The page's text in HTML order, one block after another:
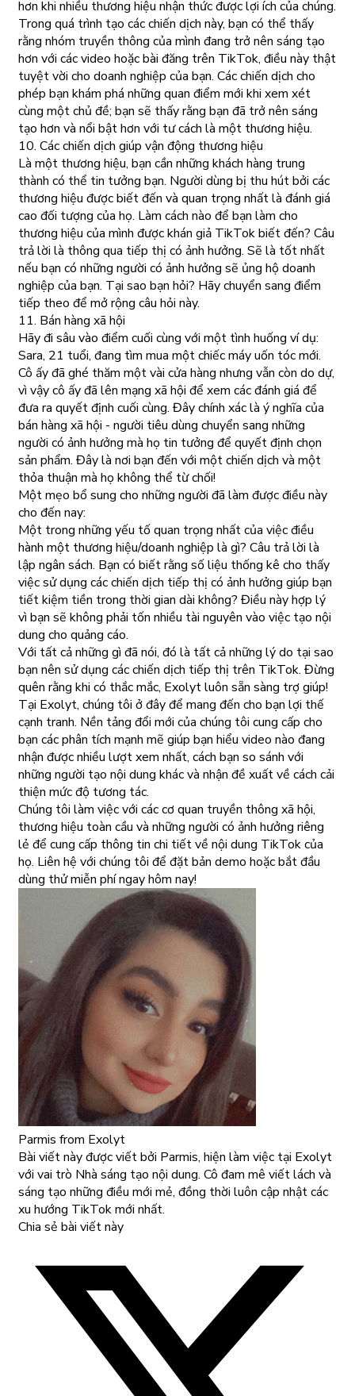
hơn khi nhiều thương hiệu nhận thức được lợi ích của chúng.
Trong quá trình tạo các chiến dịch này, bạn có thể thấy
rằng nhóm truyền thông của mình đang trở nên sáng tạo
hơn với các video hoặc bài đăng trên TikTok, điều này thật
tuyệt vời cho doanh nghiệp của bạn. Các chiến dịch cho
phép bạn khám phá những quan điểm mới khi xem xét
cùng một chủ đề; bạn sẽ thấy rằng bạn đã trở nên sáng
tạo hơn và nổi bật hơn với tư cách là một thương hiệu.
10. Các chiến dịch giúp vận động thương hiệu
Là một thương hiệu, bạn cần những khách hàng trung
thành có thể tin tưởng bạn. Người dùng bị thu hút bởi các
thương hiệu được biết đến và quan trọng nhất là đánh giá
cao đối tượng của họ. Làm cách nào để bạn làm cho
thương hiệu của mình được khán giả TikTok biết đến? Câu
trả lời là thông qua tiếp thị có ảnh hưởng. Sẽ là tốt nhất
nếu bạn có những người có ảnh hưởng sẽ ủng hộ doanh
nghiệp của bạn. Tại sao bạn hỏi? Hãy chuyển sang điểm
tiếp theo để mở rộng câu hỏi này.
11. Bán hàng xã hội
Hãy đi sâu vào điểm cuối cùng với một tình huống ví dụ:
Sara, 21 tuổi, đang tìm mua một chiếc máy uốn tóc mới.
Cô ấy đã ghé thăm một vài cửa hàng nhưng vẫn còn do dự,
vì vậy cô ấy đã lên mạng xã hội để xem các đánh giá để
đưa ra quyết định cuối cùng. Đây chính xác là ý nghĩa của
bán hàng xã hội - người tiêu dùng chuyển sang những
người có ảnh hưởng mà họ tin tưởng để quyết định chọn
sản phẩm. Đây là nơi bạn đến với một chiến dịch và một
thỏa thuận mà họ không thể từ chối!
Một mẹo bổ sung cho những người đã làm được điều này
cho đến nay:
Một trong những yếu tố quan trọng nhất của việc điều
hành một thương hiệu/doanh nghiệp là gì? Câu trả lời là
lập ngân sách. Bạn có biết rằng số liệu thống kê cho thấy
việc sử dụng các chiến dịch tiếp thị có ảnh hưởng giúp bạn
tiết kiệm tiền trong thời gian dài không? Điều này hợp lý
vì bạn sẽ không phải tốn nhiều tài nguyên vào việc tạo nội
dung cho quảng cáo.
Với tất cả những gì đã nói, đó là tất cả những lý do tại sao
bạn nên sử dụng các chiến dịch tiếp thị trên TikTok. Đừng
quên rằng khi có thắc mắc, Exolyt luôn sẵn sàng trợ giúp!
Tại Exolyt, chúng tôi ở đây để mang đến cho bạn lợi thế
cạnh tranh. Nền tảng đổi mới của chúng tôi cung cấp cho
bạn các phân tích mạnh mẽ giúp bạn hiểu video nào đang
nhận được nhiều lượt xem nhất, cách bạn so sánh với
những người tạo nội dung khác và nhận đề xuất về cách cải
thiện mức độ tương tác.
Chúng tôi làm việc với các cơ quan truyền thông xã hội,
thương hiệu toàn cầu và những người có ảnh hưởng riêng
lẻ để cung cấp thông tin chi tiết về nội dung TikTok của
họ. Liên hệ với chúng tôi để đặt bản demo hoặc bắt đầu
dùng thử miễn phí ngay hôm nay!
Parmis from Exolyt
Bài viết này được viết bởi Parmis, hiện làm việc tại Exolyt
với vai trò Nhà sáng tạo nội dung. Cô đam mê viết lách và
sáng tạo những điều mới mẻ, đồng thời luôn cập nhật các
xu hướng TikTok mới nhất.
Chia sẻ bài viết này